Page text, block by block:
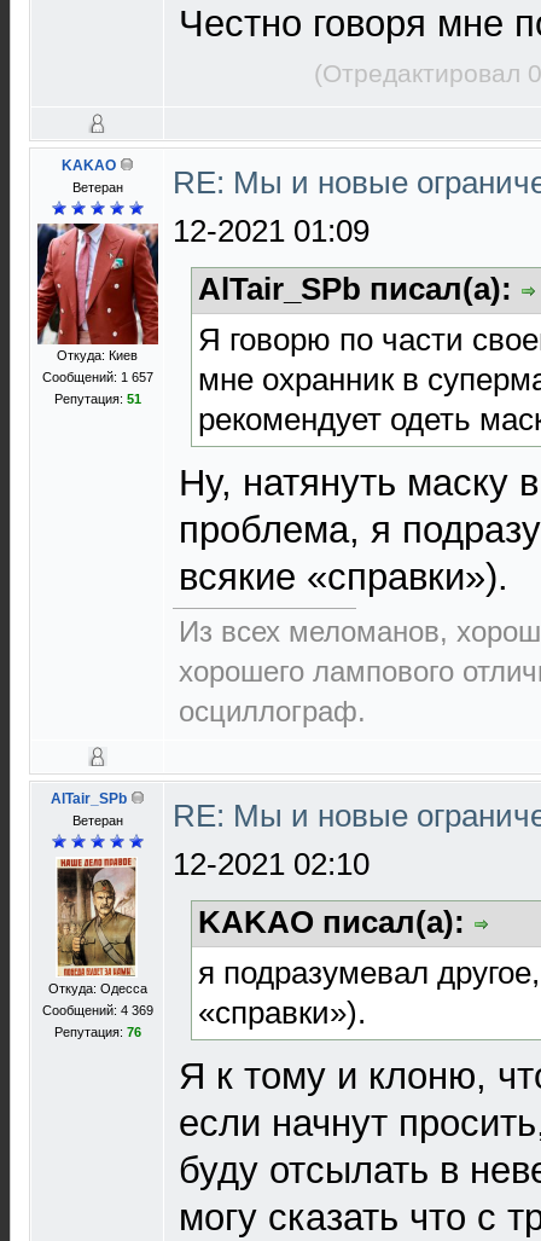
Честно говоря мне
(Отредактировал
KAKAO
Ветеран
Откуда: Киев
Сообщений: 1 657
Репутация: 51
RE: Мы и новые
12-2021 01:09
AlTair_SPb писал(а):
Я говорю по части
мне охранник в
рекомендует одеть
Ну, натянуть маску
проблема, я
всякие «справки»).
Из всех меломанов,
хорошего лампового
осциллограф.
AlTair_SPb
Ветеран
Откуда: Одесса
Сообщений: 4 369
Репутация: 76
RE: Мы и новые
12-2021 02:10
KAKAO писал(а):
я подразумевал
«справки»).
Я к тому и клоню,
если начнут
буду отсылать в
могу сказать что с